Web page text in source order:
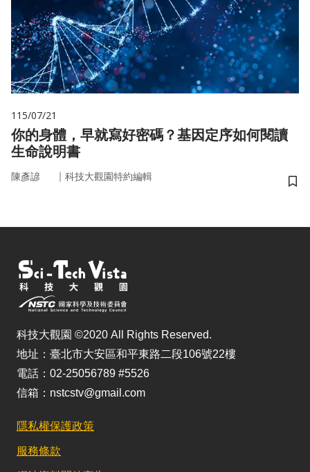
115/07/21
你的身體，早就寫好密碼？基因定序如何閱讀
生命說明書
陳彥諺 ｜ 科技大觀園特約編輯
儲
科技大觀園 ©2020 All Rights Reserved.
地址：臺北市大安區和平東路二段106號22樓
電話：02-25056789 #5526
信箱：nstcstv@gmail.com
隱私權保護政策
服務條款